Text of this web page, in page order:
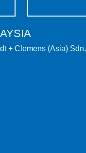
+ Clemens (Asia) Sdn.